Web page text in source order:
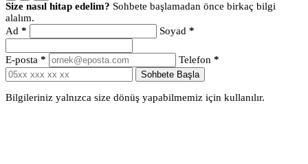
Size nasıl hitap edelim? Sohbete başlamadan önce birkaç bilgi
alalım.
Ad * Soyad *
E-posta * Telefon *
Sohbete Başla
Bilgileriniz yalnızca size dönüş yapabilmemiz için kullanılır.